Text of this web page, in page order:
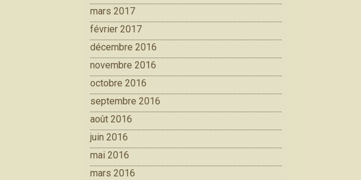
mars 2017
février 2017
décembre 2016
novembre 2016
octobre 2016
septembre 2016
août 2016
juin 2016
mai 2016
mars 2016